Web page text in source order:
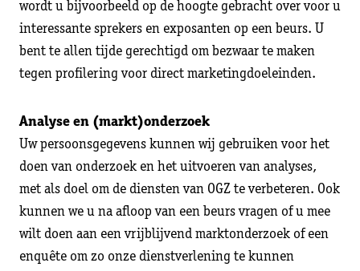
wordt u bijvoorbeeld op de hoogte gebracht over voor u
interessante sprekers en exposanten op een beurs. U
bent te allen tijde gerechtigd om bezwaar te maken
tegen profilering voor direct marketingdoeleinden.
Analyse en (markt)onderzoek
Uw persoonsgegevens kunnen wij gebruiken voor het
doen van onderzoek en het uitvoeren van analyses,
met als doel om de diensten van OGZ te verbeteren. Ook
kunnen we u na afloop van een beurs vragen of u mee
wilt doen aan een vrijblijvend marktonderzoek of een
enquête om zo onze dienstverlening te kunnen